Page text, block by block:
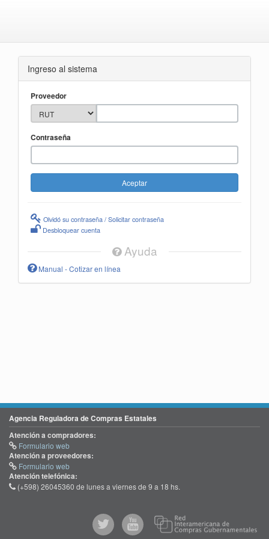
Ingreso al sistema
Proveedor
Contraseña
Olvidó su contraseña / Solicitar contraseña
Desbloquear cuenta
Ayuda
Manual - Cotizar en línea
Agencia Reguladora de Compras Estatales
Atención a compradores:
Formulario web
Atención a proveedores:
Formulario web
Atención telefónica:
(+598) 26045360 de lunes a viernes de 9 a 18 hs.
@comprasgubuy
ACCE